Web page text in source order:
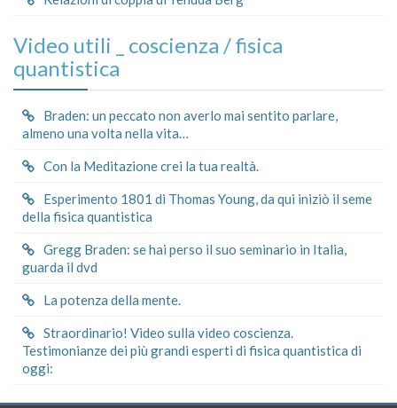
Video utili _ coscienza / fisica
quantistica
Braden: un peccato non averlo mai sentito parlare,
almeno una volta nella vita…
Con la Meditazione crei la tua realtà.
Esperimento 1801 di Thomas Young, da qui iniziò il seme
della fisica quantistica
Gregg Braden: se hai perso il suo seminario in Italia,
guarda il dvd
La potenza della mente.
Straordinario! Video sulla video coscienza.
Testimonianze dei più grandi esperti di fisica quantistica di
oggi: